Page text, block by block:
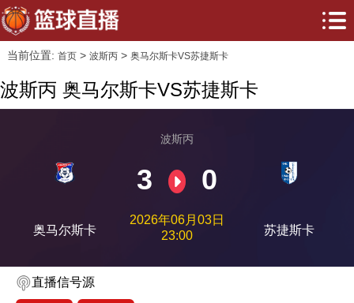
当前位置: 首页> 波斯丙> 奥马尔斯卡VS苏捷斯卡
波斯丙 奥马尔斯卡VS苏捷斯卡
奥马尔斯卡
波斯丙
3 0
2026年06月03日
23:00
苏捷斯卡
直播信号源